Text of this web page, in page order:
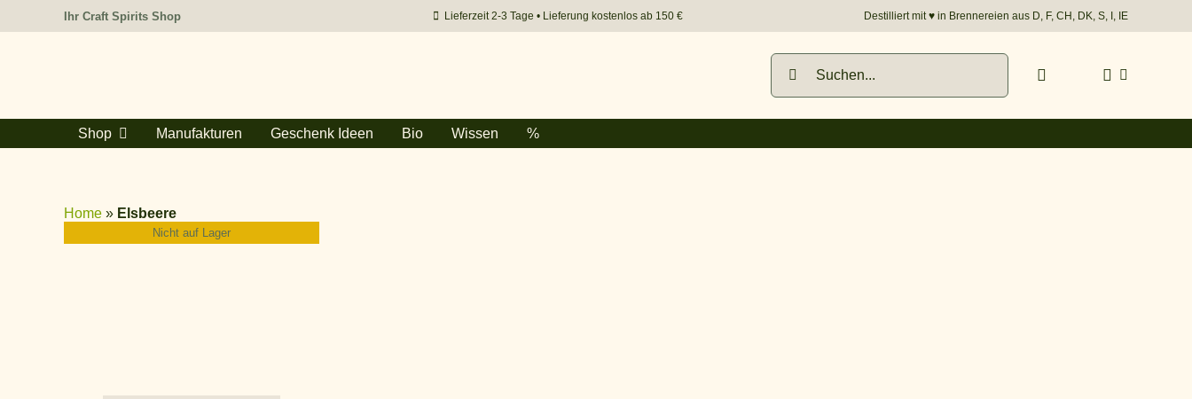
Ihr Craft Spirits Shop Lieferzeit 2-3 Tage • Lieferung kostenlos ab 150 € Destilliert mit♥︎ in Brennereien aus D, F, CH, DK, S, I, IE
Suche
nach:
Shop Manufakturen Geschenk Ideen Bio Wissen %
Home » Elsbeere
Nicht auf Lager